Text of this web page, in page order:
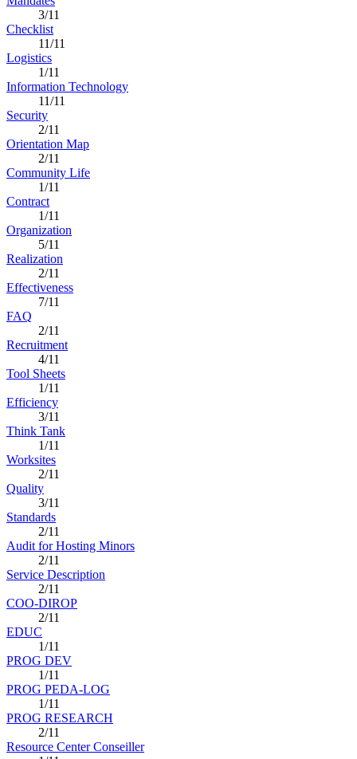
3/11
Checklist
11/11
Logistics
1/11
Information Technology
11/11
Security
2/11
Orientation Map
2/11
Community Life
1/11
Contract
1/11
Organization
5/11
Realization
2/11
Effectiveness
7/11
FAQ
2/11
Recruitment
4/11
Tool Sheets
1/11
Efficiency
3/11
Think Tank
1/11
Worksites
2/11
Quality
3/11
Standards
2/11
Audit for Hosting Minors
2/11
Service Description
2/11
COO-DIROP
2/11
EDUC
1/11
PROG DEV
1/11
PROG PEDA-LOG
1/11
PROG RESEARCH
2/11
Resource Center Conseiller